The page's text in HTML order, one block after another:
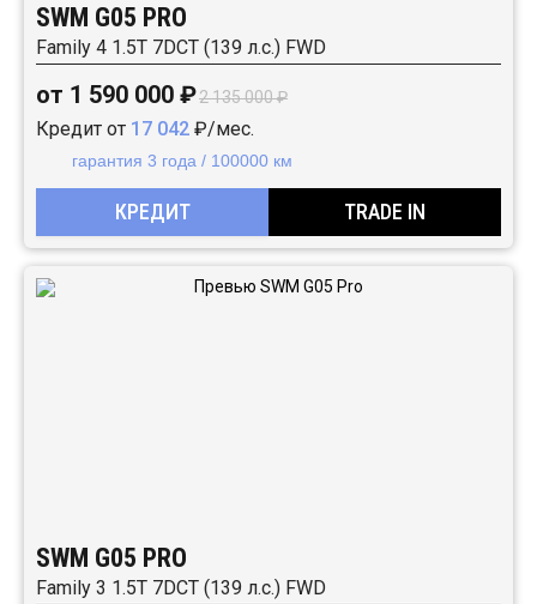
SWM G05 PRO
Family 4 1.5T 7DCT (139 л.с.) FWD
от 1 590 000 ₽2 135 000 ₽
Кредит от 17 042 ₽/мес.
гарантия 3 года / 100000 км
КРЕДИТ TRADE IN
SWM G05 PRO
Family 3 1.5T 7DCT (139 л.с.) FWD